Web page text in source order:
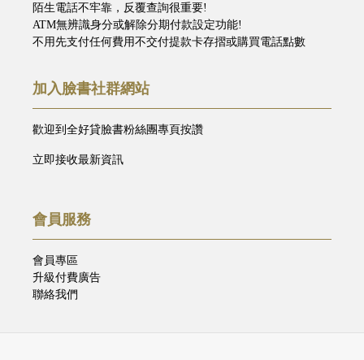
陌生電話不牢靠，反覆查詢很重要!
ATM無辨識身分或解除分期付款設定功能!
不用先支付任何費用不交付提款卡存摺或購買電話點數
加入臉書社群網站
歡迎到全好貸臉書粉絲團專頁按讚
立即接收最新資訊
會員服務
會員專區
升級付費廣告
聯絡我們